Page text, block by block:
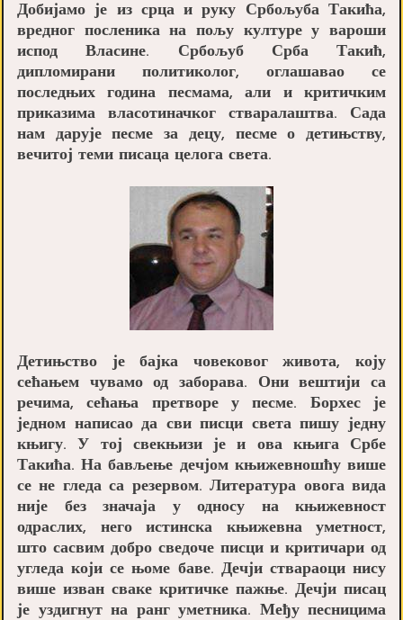
Добијамо је из срца и руку Србољуба Такића,
вредног посленика на пољу културе у вароши
испод Власине. Србољуб Срба Такић,
дипломирани политиколог, оглашавао се
последњих година песмама, али и критичким
приказима власотиначког стваралаштва. Сада
нам дарује песме за децу, песме о детињству,
вечитој теми писаца целога света.
Детињство је бајка човековог живота, коју
сећањем чувамо од заборава. Они вештији са
речима, сећања претворе у песме. Борхес је
једном написао да сви писци света пишу једну
књигу. У тој свекњизи је и ова књига Србе
Такића. На бављење дечјом књижевношћу више
се не гледа са резервом. Литература овога вида
није без значаја у односу на књижевност
одраслих, него истинска књижевна уметност,
што сасвим добро сведоче писци и критичари од
угледа који се њоме баве. Дечји ствараоци нису
више изван сваке критичке пажње. Дечји писац
је уздигнут на ранг уметника. Међу песницима